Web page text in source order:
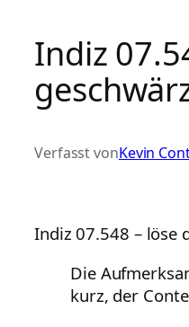
Indiz
Verfasst vonKevin
Indiz 07.548 – löse
Die
kurz, der